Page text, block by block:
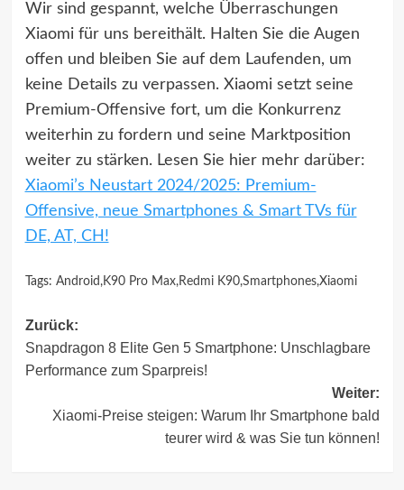
Wir sind gespannt, welche Überraschungen
Xiaomi für uns bereithält. Halten Sie die Augen
offen und bleiben Sie auf dem Laufenden, um
keine Details zu verpassen. Xiaomi setzt seine
Premium-Offensive fort, um die Konkurrenz
weiterhin zu fordern und seine Marktposition
weiter zu stärken. Lesen Sie hier mehr darüber:
Xiaomi’s Neustart 2024/2025: Premium-
Offensive, neue Smartphones & Smart TVs für
DE, AT, CH!
Tags: Android ,K90 Pro Max,Redmi K90,Smartphones,Xiaomi
Beitragsnavigation
Zurück:
Snapdragon 8 Elite Gen 5 Smartphone: Unschlagbare
Performance zum Sparpreis!
Weiter:
Xiaomi-Preise steigen: Warum Ihr Smartphone bald
teurer wird & was Sie tun können!